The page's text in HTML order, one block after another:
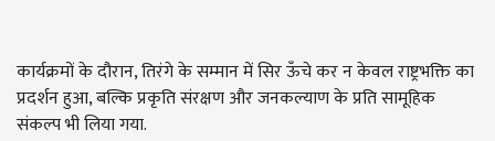
कार्यक्रमों के दौरान, तिरंगे के सम्मान में सिर ऊँचे कर न केवल राष्ट्रभक्ति का
प्रदर्शन हुआ, बल्कि प्रकृति संरक्षण और जनकल्याण के प्रति सामूहिक
संकल्प भी लिया गया.